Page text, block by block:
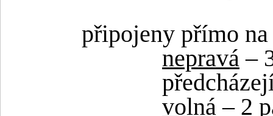
připojeny přímo
nepravá –
volná – 2